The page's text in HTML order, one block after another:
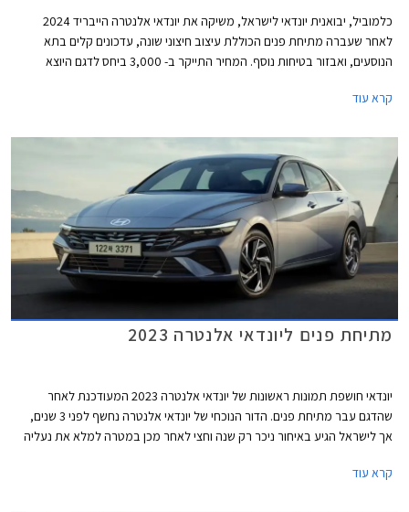
כלמוביל, יבואנית יונדאי לישראל, משיקה את יונדאי אלנטרה הייבריד 2024
לאחר שעברה מתיחת פנים הכוללת עיצוב חיצוני שונה, עדכונים קלים בתא
הנוסעים, ואבזור בטיחות נוסף. המחיר התייקר ב- 3,000 ביחס לדגם היוצא
קרא עוד
מתיחת פנים ליונדאי אלנטרה 2023
יונדאי חושפת תמונות ראשונות של יונדאי אלנטרה 2023 המעודכנת לאחר
שהדגם עבר מתיחת פנים. הדור הנוכחי של יונדאי אלנטרה נחשף לפני 3 שנים,
אך לישראל הגיע באיחור ניכר רק שנה וחצי לאחר מכן במטרה למלא את נעליה
בישראל.
קרא עוד